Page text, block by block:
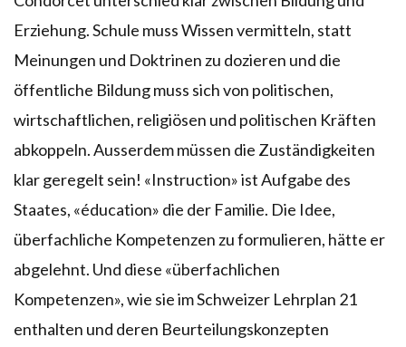
Erziehung. Schule muss Wissen vermitteln, statt
Meinungen und Doktrinen zu dozieren und die
öffentliche Bildung muss sich von politischen,
wirtschaftlichen, religiösen und politischen Kräften
abkoppeln. Ausserdem müssen die Zuständigkeiten
klar geregelt sein! «Instruction» ist Aufgabe des
Staates, «éducation» die der Familie. Die Idee,
überfachliche Kompetenzen zu formulieren, hätte er
abgelehnt. Und diese «überfachlichen
Kompetenzen», wie sie im Schweizer Lehrplan 21
enthalten und deren Beurteilungskonzepten